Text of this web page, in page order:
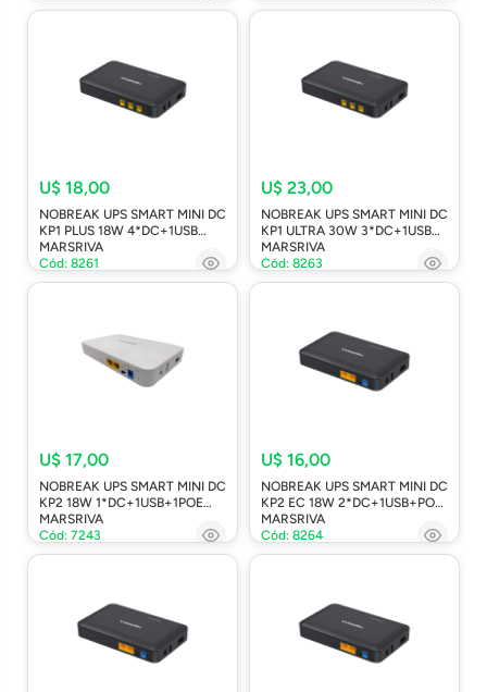
U$ 18,00
NOBREAK UPS SMART MINI DC
KP1 PLUS 18W 4*DC+1USB
MARSRIVA
Cód: 8261
U$ 23,00
NOBREAK UPS SMART MINI DC
KP1 ULTRA 30W 3*DC+1USB
MARSRIVA
Cód: 8263
U$ 17,00
NOBREAK UPS SMART MINI DC
KP2 18W 1*DC+1USB+1POE
MARSRIVA
Cód: 7243
U$ 16,00
NOBREAK UPS SMART MINI DC
KP2 EC 18W 2*DC+1USB+POE
MARSRIVA
Cód: 8264